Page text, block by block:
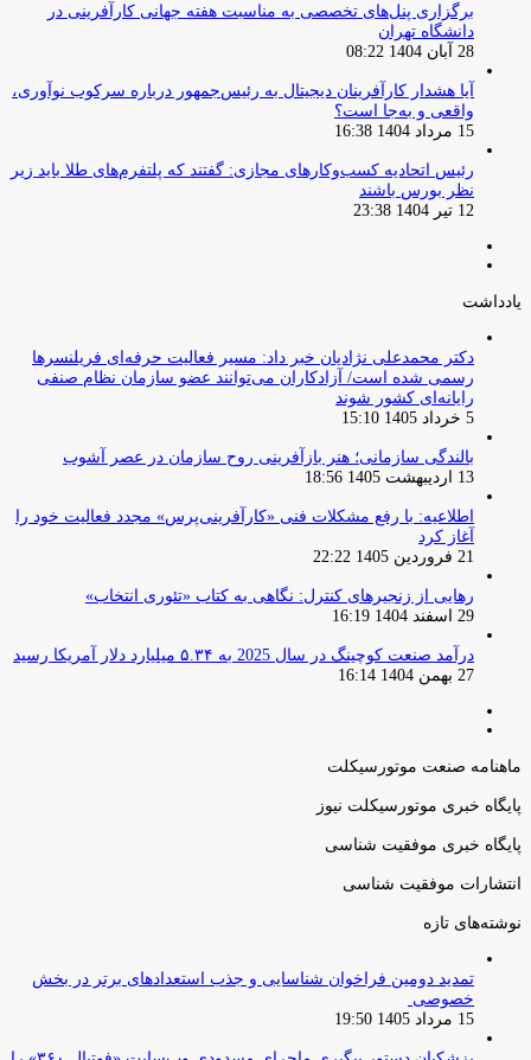
برگزاری پنل‌های تخصصی به مناسبت هفته جهانی کارآفرینی در
دانشگاه تهران
28 آبان 1404 08:22
آیا هشدار کارآفرینان دیجیتال به رئیس‌جمهور درباره سرکوب نوآوری،
واقعی و به‌جا است؟
15 مرداد 1404 16:38
‏رئیس اتحادیه کسب‌وکارهای مجازی: گفتند که پلتفرم‌های طلا باید زیر
نظر بورس باشند
12 تیر 1404 23:38
یادداشت
دکتر محمدعلی نژادیان خبر داد: مسیر فعالیت حرفه‌ای فریلنسرها
رسمی شده است/ آزادکاران می‌توانند عضو سازمان نظام صنفی
رایانه‌ای کشور شوند
5 خرداد 1405 15:10
بالندگی سازمانی؛ هنر بازآفرینی روح سازمان در عصر آشوب
13 اردیبهشت 1405 18:56
اطلاعیه: با رفع مشکلات فنی «کارآفرینی‌پرس» مجدد فعالیت خود را
آغاز کرد
21 فروردین 1405 22:22
رهایی از زنجیرهای کنترل: نگاهی به کتاب «تئوری انتخاب»
29 اسفند 1404 16:19
درآمد صنعت کوچینگ در سال 2025 به ۵.۳۴ میلیارد دلار آمریکا رسید
27 بهمن 1404 16:14
ماهنامه صنعت موتورسیکلت
پایگاه خبری موتورسیکلت نیوز
پایگاه خبری موفقیت شناسی
انتشارات موفقیت شناسی
نوشته‌های تازه
تمدید دومین فراخوان شناسایی و جذب استعدادهای برتر در بخش
خصوصی
15 مرداد 1405 19:50